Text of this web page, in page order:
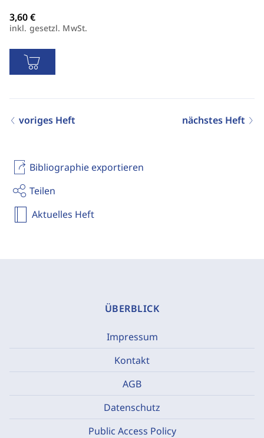
Bibliographie exportieren
Teilen
Aktuelles Heft
inkl. gesetzl. MwSt.
voriges Heft nächstes Heft
ÜBERBLICK
Impressum
Kontakt
AGB
Datenschutz
Public Access Policy